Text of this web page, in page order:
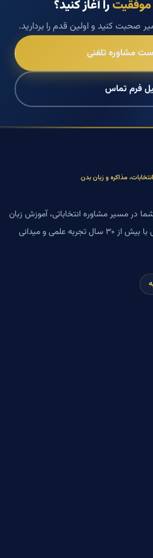
موفقیترا آغاز کنید؟
صحبت کنید و اولین قدم را بردارید.
مشاوره تلفنی
فرم تماس
مذاکره و زبان بدن
در مسیر مشاوره انتخاباتی، آموزش زبان
بدن، فنون مذاکره و برندسازی شخصی با بیش از ۳۰ سال تجربه علمی و میدانی